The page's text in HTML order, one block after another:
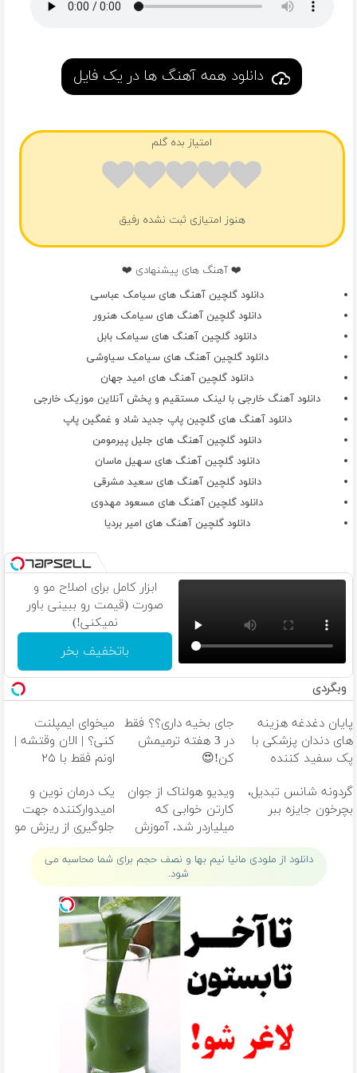
دانلود همه آهنگ ها در یک فایل
امتیاز بده گلم
هنوز امتیازی ثبت نشده رفیق
❤️ آهنگ های پیشنهادی ❤️
دانلود گلچین آهنگ های سیامک عباسی
دانلود گلچین آهنگ های سیامک هنرور
دانلود گلچین آهنگ های سیامک بابل
دانلود گلچین آهنگ های سیامک سیاوشی
دانلود گلچین آهنگ های امید جهان
دانلود آهنگ خارجی با لینک مستقیم و پخش آنلاین موزیک خارجی
دانلود آهنگ های گلچین پاپ جدید شاد و غمگین پاپ
دانلود گلچین آهنگ های جلیل پیرمومن
دانلود گلچین آهنگ های سهیل ماسان
دانلود گلچین آهنگ های سعید مشرقی
دانلود گلچین آهنگ های مسعود مهدوی
دانلود گلچین آهنگ های امیر بردیا
ابزار کامل برای اصلاح مو و
صورت (قیمت رو ببینی باور
نمیکنی!)
باتخفیف بخر
وبگردی
پایان دغدغه هزینه
های دندان پزشکی با
پک سفید کننده
جای بخیه داری؟؟ فقط
در 3 هفته ترمیمش
کن!😍
میخوای ایمپلنت
کنی؟ | الان وقتشه |
اونم فقط با ۲۵
گردونه شانس تبدیل،
بچرخون جایزه ببر
ویدیو هولناک از جوان
کارتن خوابی که
میلیاردر شد. آموزش
رایگان
یک درمان نوین و
امیدوارکننده جهت
جلوگیری از ریزش مو
دانلود از ملودی مانیا نیم بها و نصف حجم برای شما محاسبه می
شود.